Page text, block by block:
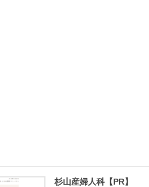
杉山産婦人科【PR】